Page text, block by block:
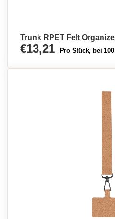
Trunk RPET Felt
€13,21 Pro Stück, bei